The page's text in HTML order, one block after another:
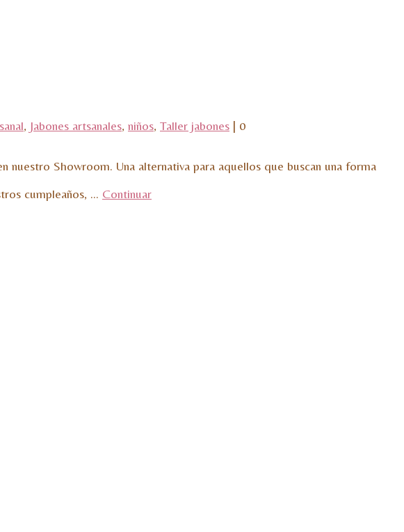
, Jabones artsanales, niños, Taller jabones | 0
nuestro Showroom. Una alternativa para aquellos que buscan una forma
cumpleaños, … Continuar